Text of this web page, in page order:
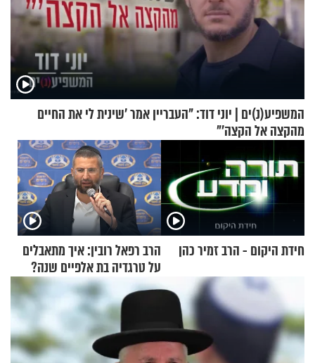
המשפיע(נ)ים | יוני דוד: "העבריין אמר 'שינית לי את החיים
מהקצה אל הקצה'"
חידת היקום - הרב זמיר כהן
הרב רפאל רובין: איך מתאבלים
על טרגדיה בת אלפיים שנה?